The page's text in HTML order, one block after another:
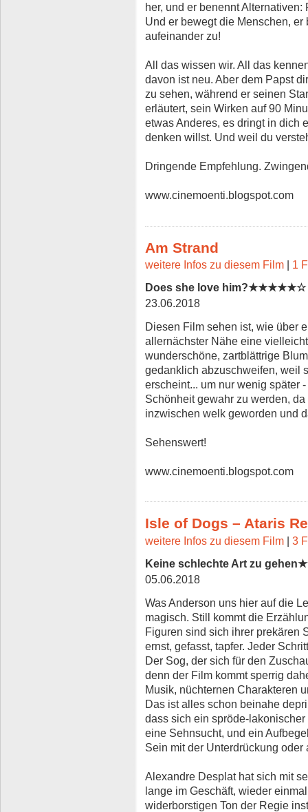
her, und er benennt
Und er bewegt die Menschen,
aufeinander zu!
All das wissen wir. All das
davon ist neu. Aber dem Papst
zu sehen, während er seinen
erläutert, sein Wirken auf 90
etwas Anderes, es dringt in dich
denken willst. Und weil du
Dringende Empfehlung.
www.cinemoenti.blogspot.com
Am Strand
weitere Infos zu diesem Film | 1
Does she love him?★★★★★☆
23.06.2018
Diesen Film sehen ist, wie über
allernächster Nähe eine
wunderschöne, zartblättrige
gedanklich abzuschweifen, weil
erscheint... um nur wenig später
Schönheit gewahr zu werden,
inzwischen welk geworden und
Sehenswert!
www.cinemoenti.blogspot.com
Isle of Dogs – Ataris
weitere Infos zu diesem Film | 3
Keine schlechte Art zu
05.06.2018
Was Anderson uns hier auf die
magisch. Still kommt die
Figuren sind sich ihrer prekären
ernst, gefasst, tapfer. Jeder
Der Sog, der sich für den
denn der Film kommt sperrig
Musik, nüchternen Charakteren
Das ist alles schon beinahe
dass sich ein spröde-
eine Sehnsucht, und ein
Sein mit der Unterdrückung
Alexandre Desplat hat sich mit
lange im Geschäft, wieder
widerborstigen Ton der Regie